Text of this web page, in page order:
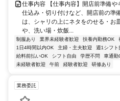
仕事内容 【仕事内容】開店前準備
仕込み・切り付けなど、開店前の準
は、シャリの上にネタをのせる・お
や、洗い場・炊飯...
制服あり 業界未経験者歓迎 扶養内勤務OK
1日4時間以内OK
主婦・主夫歓迎 週1シフト
給料前払いOK
シフト自由 学歴不問 車通勤
未経験者歓迎
午前 経験者歓迎 研修あり
業務委託